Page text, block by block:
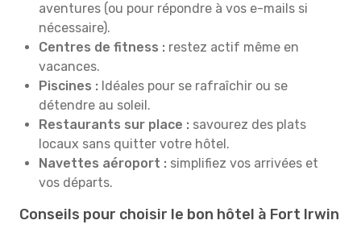
aventures (ou pour répondre à vos e-mails si
nécessaire).
Centres de fitness : restez actif même en
vacances.
Piscines : Idéales pour se rafraîchir ou se
détendre au soleil.
Restaurants sur place : savourez des plats
locaux sans quitter votre hôtel.
Navettes aéroport : simplifiez vos arrivées et
vos départs.
Conseils pour choisir le bon hôtel à Fort Irwin